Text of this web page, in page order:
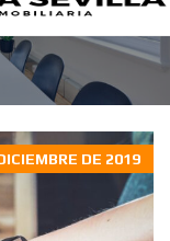
SEVILLA
DE 2019